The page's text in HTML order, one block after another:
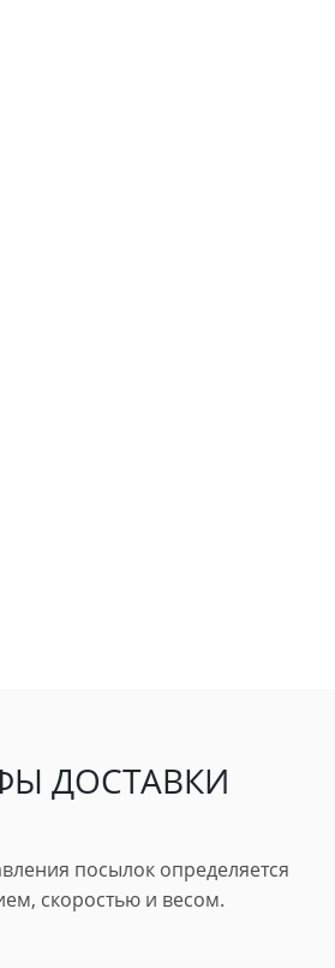
ДОСТАВКИ
посылок определяется
скоростью и весом.